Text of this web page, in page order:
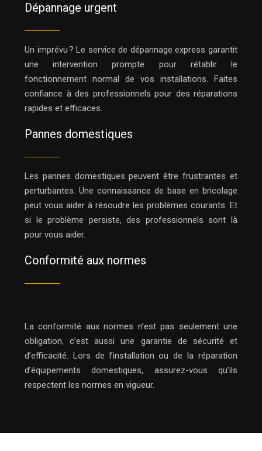
Dépannage urgent
Un imprévu ? Le service de dépannage express garantit
une intervention prompte pour rétablir le
fonctionnement normal de vos installations. Faites
confiance à des professionnels pour des réparations
rapides et efficaces.
Pannes domestiques
Les pannes domestiques peuvent être frustrantes et
perturbantes. Une connaissance de base en bricolage
peut vous aider à résoudre les problèmes courants. Et
si le problème persiste, des professionnels sont là
pour vous aider.
Conformité aux normes
La conformité aux normes n’est pas seulement une
obligation, c’est aussi une garantie de sécurité et
d’efficacité. Lors de l’installation ou de la réparation
d’équipements domestiques, assurez-vous qu’ils
respectent les normes en vigueur.